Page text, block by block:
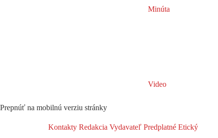
Minúta
Video
Prepnúť na mobilnú verziu stránky
Kontakty Redakcia Vydavateľ Predplatné Etický